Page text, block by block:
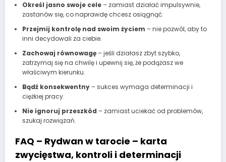
Określ jasno swoje cele– zamiast działać impulsywnie,
zastanów się, co naprawdę chcesz osiągnąć.
Przejmij kontrolę nad swoim życiem – nie pozwól, aby to
inni decydowali za ciebie.
Zachowaj równowagę– jeśli działasz zbyt szybko,
zatrzymaj się na chwilę i upewnij się, że podążasz we
właściwym kierunku.
Bądź konsekwentny– sukces wymaga determinacji i
ciężkiej pracy.
Nie ignoruj przeszkód – zamiast uciekać od problemów,
szukaj rozwiązań.
FAQ – Rydwan w tarocie – karta
zwycięstwa, kontroli i determinacji